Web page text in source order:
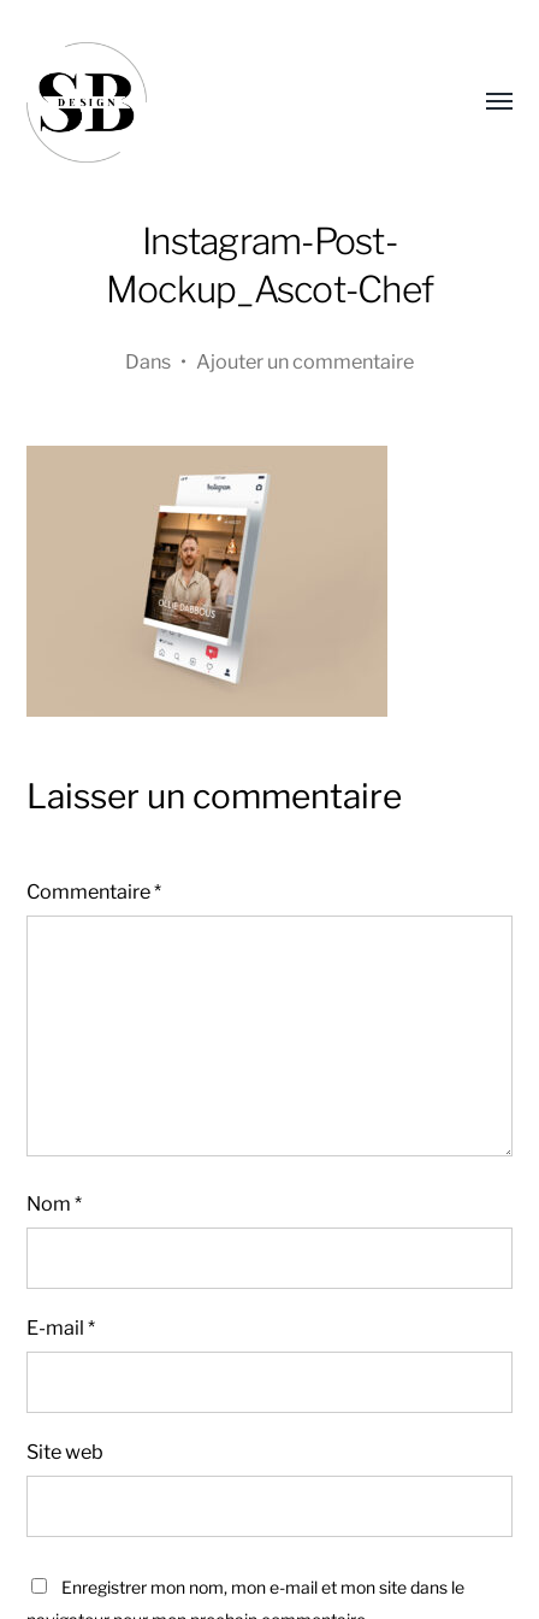
Sandra
Instagram-Post-
Mockup_Ascot-Chef
Dans • Ajouter un commentaire
Laisser un commentaire
Commentaire*
Nom*
E-mail*
Site web
Enregistrer mon nom, mon e-mail et mon site dans le